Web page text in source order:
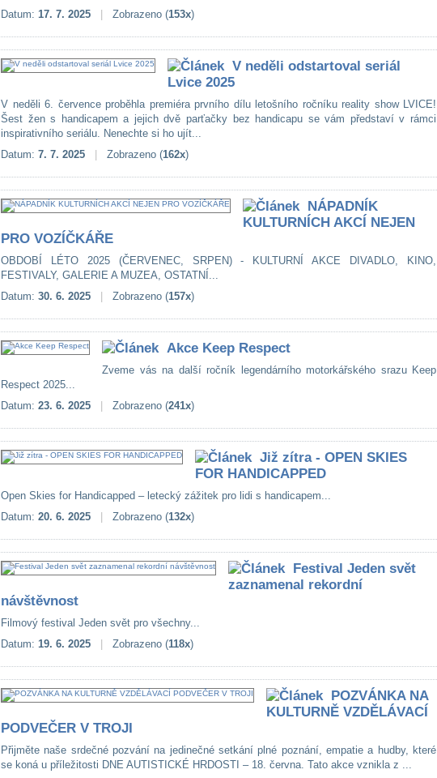
Datum: 17. 7. 2025 Zobrazeno (153x)
V neděli odstartoval seriál
Lvice 2025
V neděli 6. července proběhla premiéra prvního dílu letošního ročníku reality show LVICE!
Šest žen s handicapem a jejich dvě parťačky bez handicapu se vám představí v rámci
inspirativního seriálu. Nenechte si ho ujít...
Datum: 7. 7. 2025 Zobrazeno (162x)
NÁPADNÍK
KULTURNÍCH AKCÍ NEJEN
PRO VOZÍČKÁŘE
OBDOBÍ LÉTO 2025 (ČERVENEC, SRPEN) - KULTURNÍ AKCE DIVADLO, KINO,
FESTIVALY, GALERIE A MUZEA, OSTATNÍ...
Datum: 30. 6. 2025 Zobrazeno (157x)
Akce Keep Respect
Zveme vás na další ročník legendárního motorkářského srazu Keep
Respect 2025...
Datum: 23. 6. 2025 Zobrazeno (241x)
Již zítra - OPEN SKIES
FOR HANDICAPPED
Open Skies for Handicapped – letecký zážitek pro lidi s handicapem...
Datum: 20. 6. 2025 Zobrazeno (132x)
Festival Jeden svět
zaznamenal rekordní
návštěvnost
Filmový festival Jeden svět pro všechny...
Datum: 19. 6. 2025 Zobrazeno (118x)
POZVÁNKA NA
KULTURNĚ VZDĚLÁVACÍ
PODVEČER V TROJI
Přijměte naše srdečné pozvání na jedinečné setkání plné poznání, empatie a hudby, které
se koná u příležitosti DNE AUTISTICKÉ HRDOSTI – 18. června. Tato akce vznikla z ...